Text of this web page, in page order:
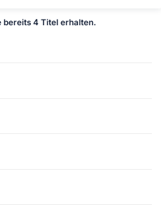
bereits 4 Titel erhalten.